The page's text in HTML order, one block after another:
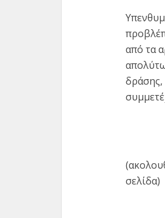
από τα
δράσης,
σελίδα)